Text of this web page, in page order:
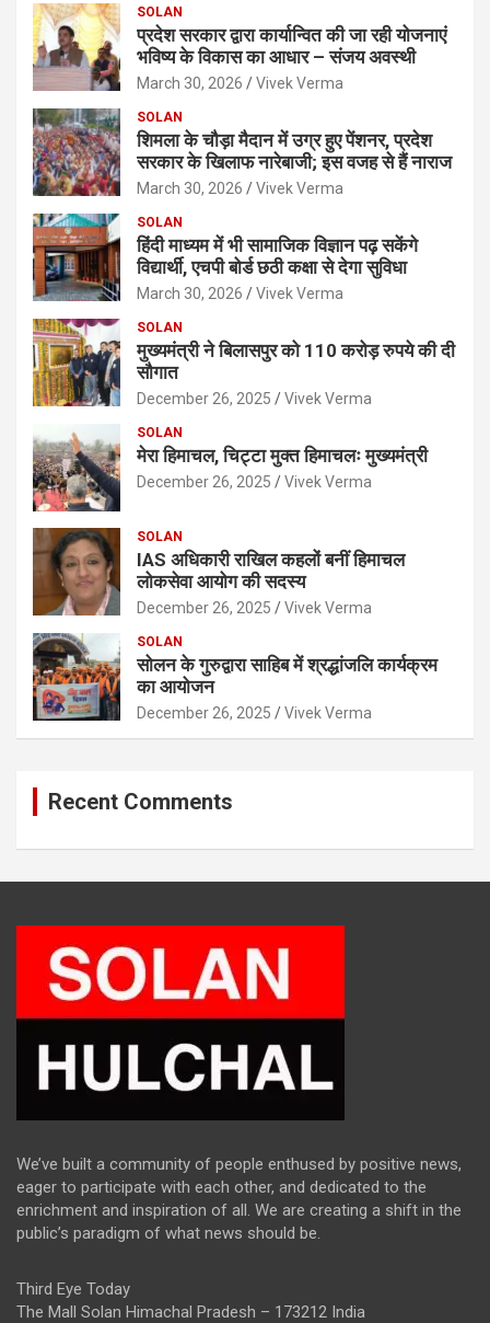
SOLAN
प्रदेश सरकार द्वारा कार्यान्वित की जा रही योजनाएं
भविष्य के विकास का आधार – संजय अवस्थी
March 30, 2026 Vivek Verma
SOLAN
शिमला के चौड़ा मैदान में उग्र हुए पेंशनर, प्रदेश
सरकार के खिलाफ नारेबाजी; इस वजह से हैं नाराज
March 30, 2026 Vivek Verma
SOLAN
हिंदी माध्यम में भी सामाजिक विज्ञान पढ़ सकेंगे
विद्यार्थी, एचपी बोर्ड छठी कक्षा से देगा सुविधा
March 30, 2026 Vivek Verma
SOLAN
मुख्यमंत्री ने बिलासपुर को 110 करोड़ रुपये की दी
सौगात
December 26, 2025 Vivek Verma
SOLAN
मेरा हिमाचल, चिट्टा मुक्त हिमाचलः मुख्यमंत्री
December 26, 2025 Vivek Verma
SOLAN
IAS अधिकारी राखिल कहलों बनीं हिमाचल
लोकसेवा आयोग की सदस्य
December 26, 2025 Vivek Verma
SOLAN
सोलन के गुरुद्वारा साहिब में श्रद्धांजलि कार्यक्रम
का आयोजन
December 26, 2025 Vivek Verma
Recent Comments
We’ve built a community of people enthused by positive news,
eager to participate with each other, and dedicated to the
enrichment and inspiration of all. We are creating a shift in the
public’s paradigm of what news should be.
Third Eye Today
The Mall Solan Himachal Pradesh – 173212 India